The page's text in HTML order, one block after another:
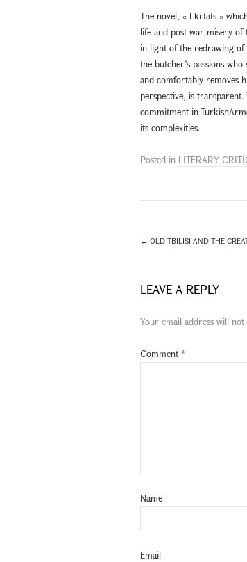
The novel, « Lkrtats »
life and post-war misery of
in light of the redrawing of
the butcher’s passions
and comfortably removes
perspective, is
commitment in
its complexities.
Posted in LITERARY
← OLD TBILISI AND THE
LEAVE A REPLY
Your email address will not
Comment *
Name
Email